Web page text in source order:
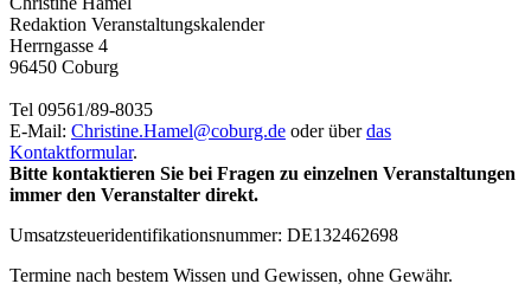
Redaktion Veranstaltungskalender
Herrngasse 4
96450 Coburg
Tel 09561/89-8035
E-Mail: Christine.Hamel@coburg.de oder überdas
Kontaktformular.
Bitte kontaktieren Sie bei Fragen zu einzelnen Veranstaltungen
immer den Veranstalter direkt.
Umsatzsteueridentifikationsnummer: DE132462698
Termine nach bestem Wissen und Gewissen, ohne Gewähr.